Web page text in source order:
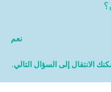
نعم
الانتقال إلى السؤال التالي.